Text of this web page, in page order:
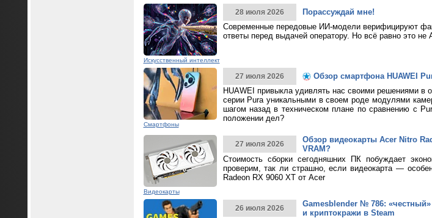
Искусственный интеллект
28 июля 2026
Порассуждай мне!
Современные передовые ИИ-модели верифицируют
ответы перед выдачей оператору. Но всё равно это не
Смартфоны
27 июля 2026
Обзор смартфона HUAWEI
HUAWEI привыкла удивлять нас своими решениями
серии Pura уникальными в своем роде модулями
шагом назад в техническом плане по сравнению с
положении дел?
Видеокарты
27 июля 2026
Обзор видеокарты Acer Nitro
VRAM?
Стоимость сборки сегодняшних ПК побуждает
проверим, так ли страшно, если видеокарта —
Radeon RX 9060 XT от Acer
26 июля 2026
Gamesblender № 786:
и криптокражи в Steam